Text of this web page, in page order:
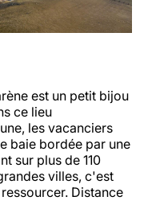
est un petit bijou
ce lieu
les vacanciers
baie bordée par une
sur plus de 110
villes, c'est
Distance